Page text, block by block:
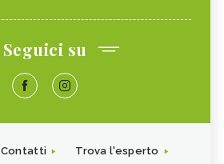
Seguici su
Contatti Trova l'esperto